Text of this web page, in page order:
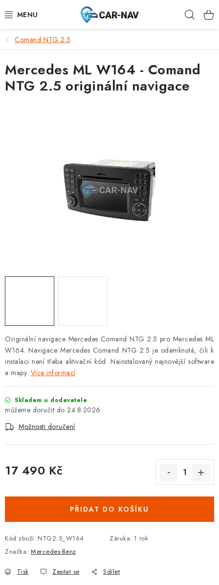
na
AUDI
BMW
FORD
MERCEDES-BENZ
ŠKODA
TOYOTA
VW
Cookies a podmínky používání stránek
Comand NTG 2.5
Originální navigace Mercedes Comand NTG 2.5 pro Mercedes ML
W164. Navigace Mercedes Comand NTG 2.5 je odemknutá, čili k
instalaci není třeba aktivační kód. Nainstalovaný nejnovější software
a mapy. Více informací
Skladem u dodavatele
24.8.2026
Možnosti doručení
17 490 Kč
PŘIDAT DO KOŠÍKU
Kód zboží: NTG2.5_W164 Záruka: 1 rok
Značka: Mercedes-Benz
Tisk Zeptat se Sdílet
Mercedes ML W164 - Comand
NTG 2.5 originální navigace